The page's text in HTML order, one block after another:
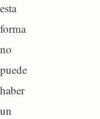
esta
forma
no
puede
haber
un